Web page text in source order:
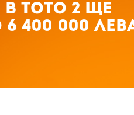
Тото 2 ще
400 000